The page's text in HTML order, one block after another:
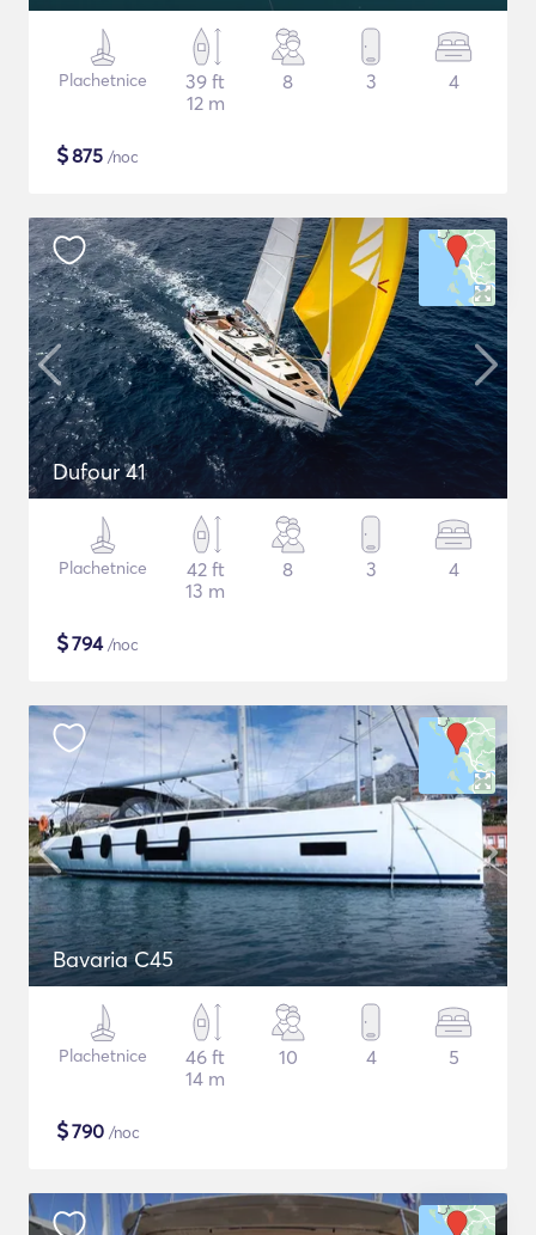
Plachetnice
39 ft
12 m
8 3 4
$875 /noc
Dufour 41
Plachetnice
42 ft
13 m
8 3 4
$794/noc
Bavaria C45
Plachetnice
46 ft
14 m
10 4 5
$790 /noc